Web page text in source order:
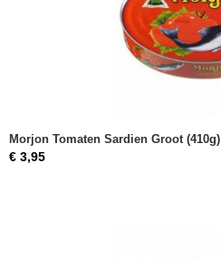
Morjon Tomaten Sardien Groot (410g)
€ 3,95